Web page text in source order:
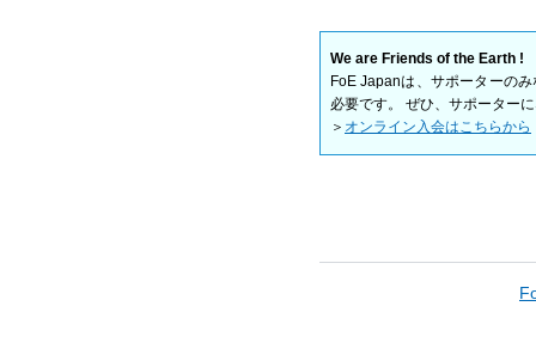
We are Friends of the Earth !
FoE Japanは、サポーターの
必要です。 ぜひ、サポーター
＞ オンライン入会はこちらから